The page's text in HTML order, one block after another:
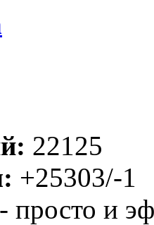
22125
+25303/-1
просто и